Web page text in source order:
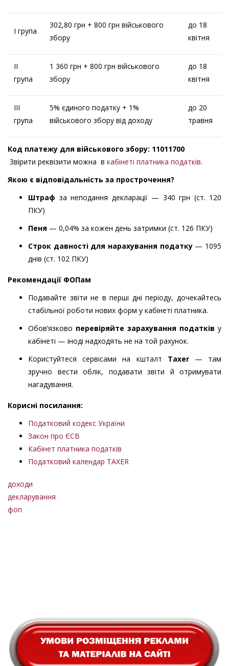
І група
302,80 грн + 800 грн військового
збору
до 18
квітня
ІІ
група
1 360 грн + 800 грн військового
збору
до 18
квітня
ІІІ
група
5% єдиного податку + 1%
військового збору від доходу
до 20
травня
Код платежу для військового збору: 11011700
Звірити реквізити можна в кабінеті платника податків.
Якою є відповідальність за прострочення?
Штраф за неподання декларації — 340 грн (ст. 120
ПКУ)
Пеня — 0,04% за кожен день затримки (ст. 126 ПКУ)
Строк давності для нарахування податку— 1095
днів (ст. 102 ПКУ)
Рекомендації ФОПам
Подавайте звіти не в перші дні періоду, дочекайтесь
стабільної роботи нових форм у кабінеті платника.
Обов’язково перевіряйте зарахування податків у
кабінеті — іноді надходять не на той рахунок.
Користуйтеся сервісами на кшталт Taxer— там
зручно вести облік, подавати звіти й отримувати
нагадування.
Корисні посилання:
Податковий кодекс України
Закон про ЄСВ
Кабінет платника податків
Податковий календар TAXER
доходи
декларування
фоп